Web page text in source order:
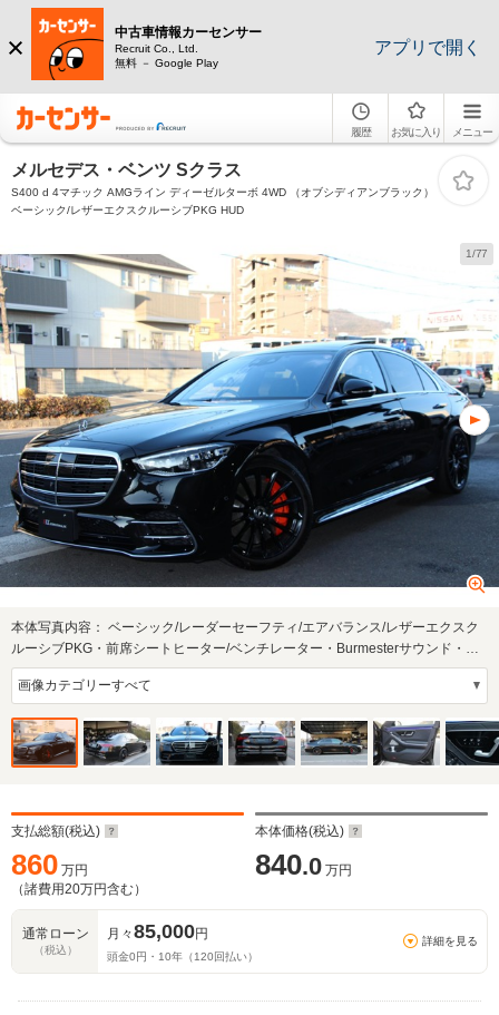
中古車情報カーセンサー
Recruit Co., Ltd.
無料 － Google Play
アプリで開く
履歴 お気に入り メニュー
メルセデス・ベンツ Sクラス
S400 d 4マチック AMGライン ディーゼルターボ 4WD （オブシディアンブラック）
ベーシック/レザーエクスクルーシブPKG HUD
1/77
本体写真内容： ベーシック/レーダーセーフティ/エアバランス/レザーエクスク
ルーシブPKG・前席シートヒーター/ベンチレーター・Burmesterサウンド・ヘ
ッドアップ…
支払総額(税込)
860 万円
（諸費用20万円含む）
本体価格(税込)
840.0 万円
通常ローン
（税込）
月々85,000円
頭金0円・ 10年（120 回払い）
詳細を見る